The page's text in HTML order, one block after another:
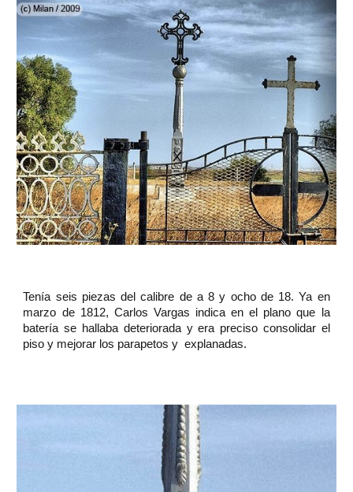
Tenía seis piezas del calibre de a 8 y ocho de 18. Ya en
marzo de 1812, Carlos Vargas indica en el plano que la
batería se hallaba deteriorada y era preciso consolidar el
piso y mejorar los parapetos y explanadas.